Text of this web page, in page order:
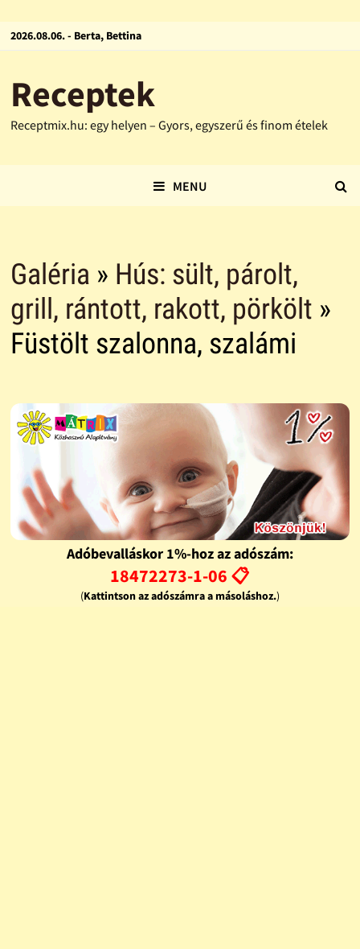
2026.08.06. - Berta, Bettina
Receptek
Receptmix.hu: egy helyen – Gyors, egyszerű és finom ételek
MENU
Galéria » Hús: sült, párolt,
grill, rántott, rakott, pörkölt »
Füstölt szalonna, szalámi
Adóbevalláskor 1%-hoz az adószám:
18472273-1-06 📋
(Kattintson az adószámra a másoláshoz.)